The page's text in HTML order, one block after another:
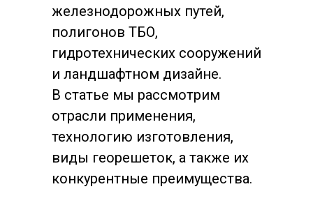
железнодорожных путей,
полигонов ТБО,
гидротехнических сооружений
и ландшафтном дизайне.
В статье мы рассмотрим
отрасли применения,
технологию изготовления,
виды георешеток, а также их
конкурентные преимущества.